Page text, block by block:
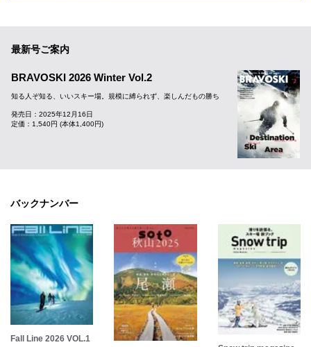
最新号ご案内
BRAVOSKI 2026 Winter Vol.2
知る人ぞ知る、いいスキー場。規模に縛られず、楽しんだもの勝ち
発売日：2025年12月16日
定価：1,540円 (本体1,400円)
バックナンバー
Fall Line 2026 VOL.1